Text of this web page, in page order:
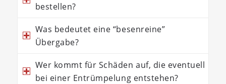
bestellen?
Was bedeutet eine “besenreine”
Übergabe?
Wer kommt für Schäden auf, die eventuell
bei einer Entrümpelung entstehen?